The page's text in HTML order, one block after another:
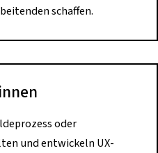
schaffen.
oder
und entwickeln UX-